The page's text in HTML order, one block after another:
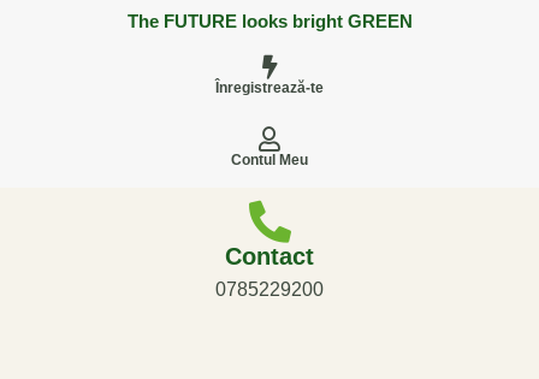
The FUTURE looks bright GREEN
Înregistrează-te
Contul Meu
Contact
0785229200